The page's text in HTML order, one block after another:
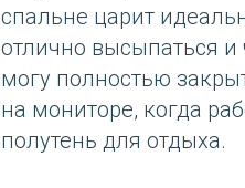
спальне царит
отлично высыпаться
могу полностью
на мониторе, когда
полутень для отдыха.